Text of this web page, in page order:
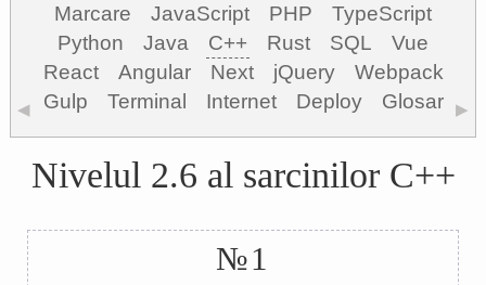
Marcare JavaScript PHP
TypeScript
Python
Java C++ Rust SQL
Vue
React
Angular Next jQuery
Webpack
Gulp
Terminal Internet Deploy Glosar
◀ ▶
Nivelul 2.6 al sarcinilor C++
№1